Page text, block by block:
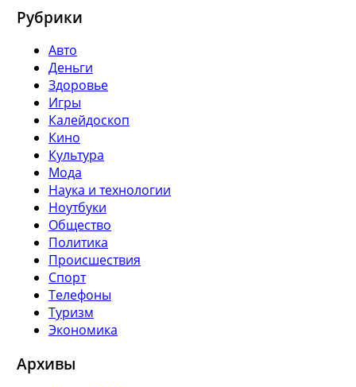
Рубрики
Авто
Деньги
Здоровье
Игры
Калейдоскоп
Кино
Культура
Мода
Наука и технологии
Ноутбуки
Общество
Политика
Происшествия
Спорт
Телефоны
Туризм
Экономика
Архивы